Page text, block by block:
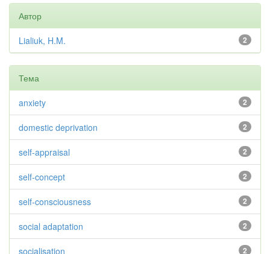
Автор
2
Lialiuk, H.M.
Тема
2
anxiety
2
domestic deprivation
2
self-appraisal
2
self-concept
2
self-consciousness
2
social adaptation
2
socialisation